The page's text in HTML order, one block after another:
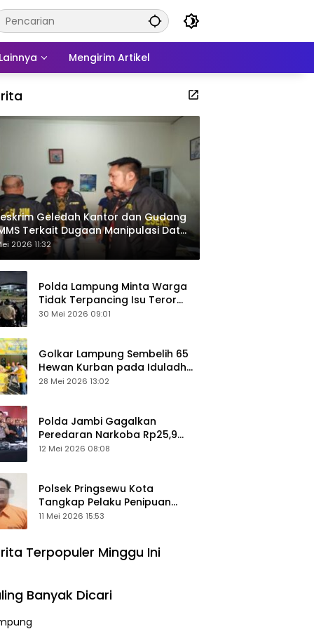
Lainnya Mengirim Artikel
Geledah Kantor dan Gudang
Terkait Dugaan Manipulasi Data
Sawit
2026 11:32
Polda Lampung Minta Warga
Tidak Terpancing Isu Teror
Pocong Palsu, Patroli
30 Mei 2026 09:01
Golkar Lampung Sembelih 65
Hewan Kurban pada Iduladha
1447 Hijriah
28 Mei 2026 13:02
Polda Jambi Gagalkan
Peredaran Narkoba Rp25,9
Miliar, Empat Tersangka
12 Mei 2026 08:08
Polsek Pringsewu Kota
Tangkap Pelaku Penipuan
Mobil, Sempat Kabur ke Jambi
11 Mei 2026 15:53
Terpopuler Minggu Ini
Banyak Dicari